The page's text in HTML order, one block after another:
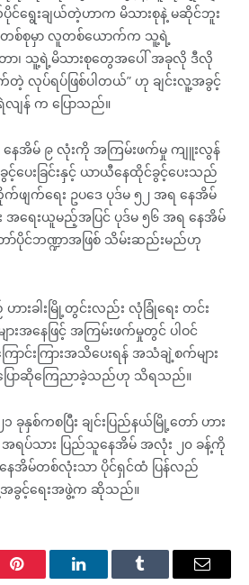
ရွေးချယ်တဲ့ဟာက မိသားစုနဲ့ မဆိုင်ဘူး
စုတစ်စုမှာ လူတစ်ယောက်က သူ့ရဲ့
ာ၊ သူ့ရဲ့မိသားစုတွေအပေါ် အခုလို ဒီလို
လုပ်ရပ်ဖြစ်ပါတယ်” ဟု ချင်းလူ့အခွင့်
ျန် က ပြောသည်။
ေအိမ် ၉ လုံးကို အကြမ်းဖက်မှု ကျူးလွန်
င့်ပေးခြင်းနှင့် ယာယီနေထိုင်ခွင့်ပေးသည်
ျက်ရေး ဥပဒေ ပုဒ်မ ၅၂ အရ နေအိမ်
အရေးယူမည့်အပြင် ပုဒ်မ ၅၆ အရ နေအိမ်
ပိုင်ဘဏ္ဍာအဖြစ် သိမ်းဆည်းမည်ဟု
းခါးမြို့တွင်းလည်း လုံခြုံရေး တင်း
ျားအနေဖြင့် အကြမ်းဖက်မှုတွင် ပါဝင်
ောင်းကြားအသိပေးရန် အသံချဲ့စက်များ
ြောဆိုကြေညာခဲ့သည်ဟု သိရသည်။
နှစ်ကစပြီး ချင်းပြည်နယ်မြို့တော် ဟား
အရပ်သား ပြည်သူနေအိမ် အလုံး ၂၀ ခန့်ကို
နေအိမ်တစ်လုံးသာ ပိုင်ရှင်ထံ ပြန်လည်
လူ့အခွင့်ရေးအဖွဲ့က ဆိုသည်။
Pinterest LinkedInTumblr Email